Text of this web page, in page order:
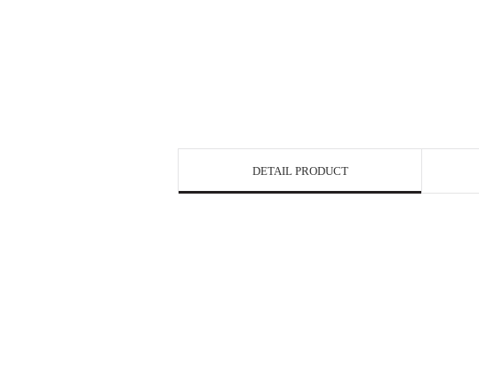
DETAIL PRODUCT